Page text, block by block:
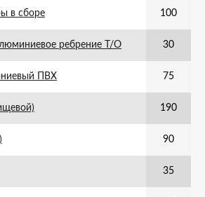
в сборе 100
ребрение Т/О 30
ПВХ 75
190
90
35